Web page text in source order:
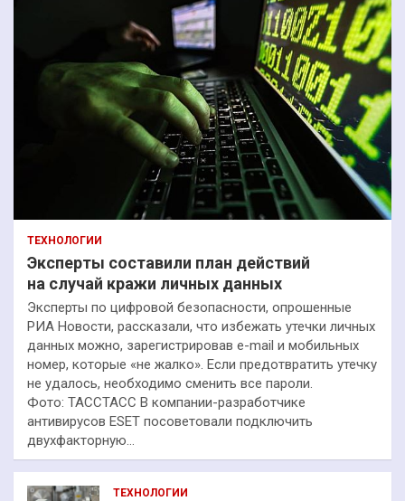
ТЕХНОЛОГИИ
Эксперты составили план действий
на случай кражи личных данных
Эксперты по цифровой безопасности, опрошенные
РИА Новости, рассказали, что избежать утечки личных
данных можно, зарегистрировав e-mail и мобильных
номер, которые «не жалко». Если предотвратить утечку
не удалось, необходимо сменить все пароли.
Фото: ТАССТАСС В компании-разработчике
антивирусов ESET посоветовали подключить
двухфакторную…
ТЕХНОЛОГИИ